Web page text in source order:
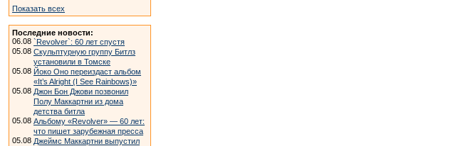
Показать всех
Последние новости:
06.08 `Revolver`: 60 лет спустя
05.08 Скульптурную группу Битлз
установили в Томске
05.08 Йоко Оно переиздаст альбом
«It’s Alright (I See Rainbows)»
05.08 Джон Бон Джови позвонил
Полу Маккартни из дома
детства битла
05.08 Альбому «Revolver» — 60 лет:
что пишет зарубежная пресса
05.08 Джеймс Маккартни выпустил